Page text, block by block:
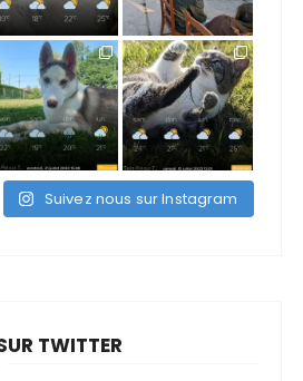
Suivez nous sur Instagram
TWITTER